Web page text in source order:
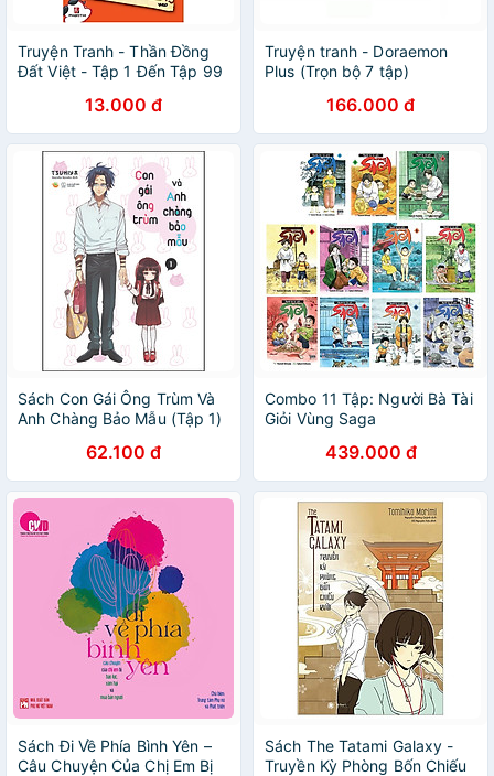
Truyện Tranh - Thần Đồng
Đất Việt - Tập 1 Đến Tập 99
13.000 đ
Truyện tranh - Doraemon
Plus (Trọn bộ 7 tập)
166.000 đ
Sách Con Gái Ông Trùm Và
Anh Chàng Bảo Mẫu (Tập 1)
62.100 đ
Combo 11 Tập: Người Bà Tài
Giỏi Vùng Saga
439.000 đ
Sách Đi Về Phía Bình Yên –
Câu Chuyện Của Chị Em Bị
Sách The Tatami Galaxy -
Truyền Kỳ Phòng Bốn Chiếu